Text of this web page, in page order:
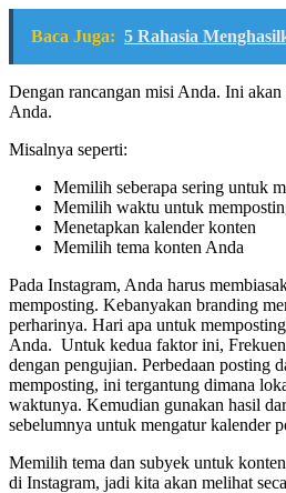
Baca Juga: 5 Rahasia
Dengan rancangan misi Anda. Ini
Anda.
Misalnya seperti:
Memilih seberapa sering untuk
Memilih waktu untuk
Menetapkan kalender konten
Memilih tema konten Anda
Pada Instagram, Anda harus
memposting. Kebanyakan branding
perharinya. Hari apa untuk
Anda. Untuk kedua faktor ini,
dengan pengujian. Perbedaan posting
memposting, ini tergantung dimana
waktunya. Kemudian gunakan hasil
sebelumnya untuk mengatur kalender
Memilih tema dan subyek untuk
di Instagram, jadi kita akan melihat